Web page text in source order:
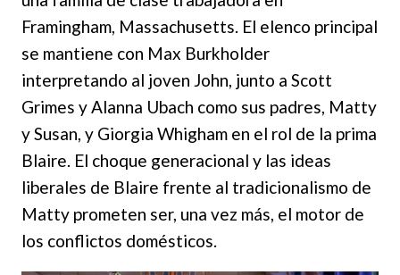
Framingham, Massachusetts. El elenco principal
se mantiene con Max Burkholder
interpretando al joven John, junto a Scott
Grimes y Alanna Ubach como sus padres, Matty
y Susan, y Giorgia Whigham en el rol de la prima
Blaire. El choque generacional y las ideas
liberales de Blaire frente al tradicionalismo de
Matty prometen ser, una vez más, el motor de
los conflictos domésticos.